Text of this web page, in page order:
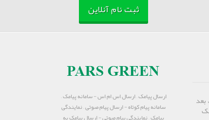
ثبت نام آنلاین
ارسال پیامک – ارسال اس ام اس - سامانه پیامک –
سامانه پیام کوتاه - ارسال پیام صوتی – نمایندگی
پیامک – نمایندگی پیام صوتی - ارسال پیامک به